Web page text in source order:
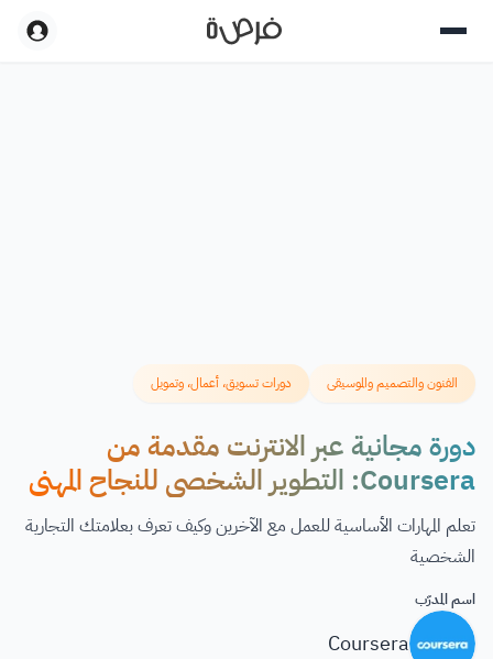
الفنون والتصميم والموسيقى دورات تسويق، أعمال، وتمويل
دورة مجانية عبر الانترنت مقدمة من
Coursera: التطوير الشخصي للنجاح المهني
تعلم المهارات الأساسية للعمل مع الآخرين وكيف تعرف بعلامتك التجارية
الشخصية
اسم المدرّب
Coursera